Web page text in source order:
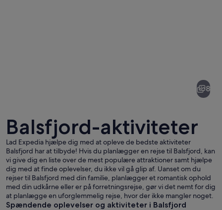
Et snødekt bjerglandskab med en sø
8
Balsfjord-aktiviteter
Lad Expedia hjælpe dig med at opleve de bedste aktiviteter
Balsfjord har at tilbyde! Hvis du planlægger en rejse til Balsfjord, kan
vi give dig en liste over de mest populære attraktioner samt hjælpe
dig med at finde oplevelser, du ikke vil gå glip af. Uanset om du
rejser til Balsfjord med din familie, planlægger et romantisk ophold
med din udkårne eller er på forretningsrejse, gør vi det nemt for dig
at planlægge en uforglemmelig rejse, hvor der ikke mangler noget.
Spændende oplevelser og aktiviteter i Balsfjord